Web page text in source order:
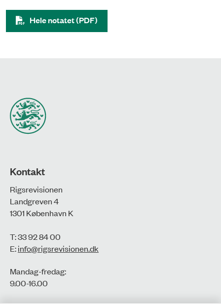
Hele notatet (PDF)
Kontakt
Rigsrevisionen
Landgreven 4
1301 København K
T: 33 92 84 00
E:info@rigsrevisionen.dk
Mandag-fredag:
9.00-16.00​